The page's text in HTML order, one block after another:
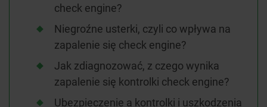
check engine?
Niegroźne usterki, czyli co wpływa na
zapalenie się check engine?
Jak zdiagnozować, z czego wynika
zapalenie się kontrolki check engine?
Ubezpieczenie a kontrolki i uszkodzenia